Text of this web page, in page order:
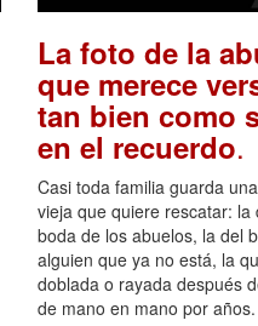
La foto de la
que merece
tan bien como
en el recuerdo.
Casi toda familia guarda
vieja que quiere rescatar: la
boda de los abuelos, la del
alguien que ya no está, la
doblada o rayada después
de mano en mano por años.